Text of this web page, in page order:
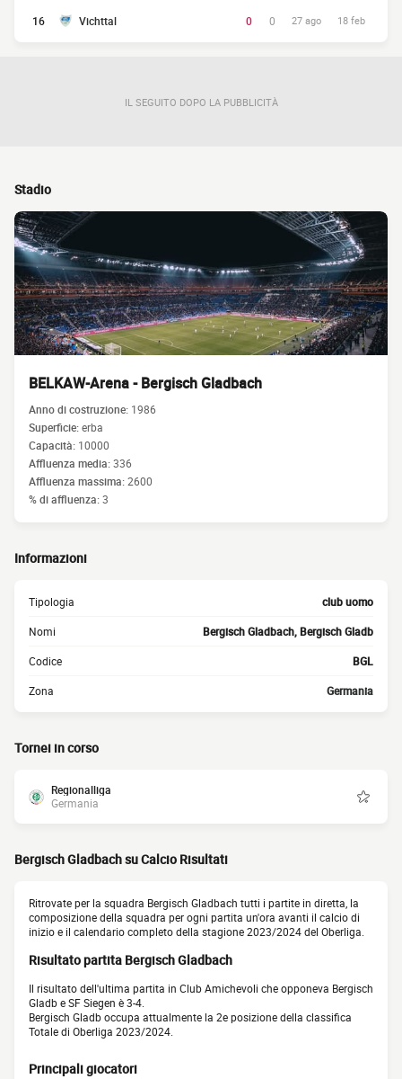
16 Vichttal 0 0 27 ago 18 feb
IL SEGUITO DOPO LA PUBBLICITÀ
Stadio
BELKAW-Arena - Bergisch Gladbach
Anno di costruzione: 1986
Superficie:erba
Capacità: 10000
Affluenza media:336
Affluenza massima:2600
% di affluenza:3
Informazioni
Tipologia club uomo
Nomi Bergisch Gladbach, Bergisch Gladb
Codice BGL
Zona Germania
Tornei in corso
Regionalliga
Germania
Bergisch Gladbach su Calcio Risultati
Ritrovate per la squadra Bergisch Gladbach tutti i partite in diretta, la
composizione della squadra per ogni partita un'ora avanti il calcio di
inizio e il calendario completo della stagione 2023/2024 del Oberliga.
Risultato partita Bergisch Gladbach
Il risultato dell'ultima partita in Club Amichevoli che opponeva Bergisch
Gladb e SF Siegen è 3-4.
Bergisch Gladb occupa attualmente la 2e posizione della classifica
Totale di Oberliga 2023/2024.
Principali giocatori